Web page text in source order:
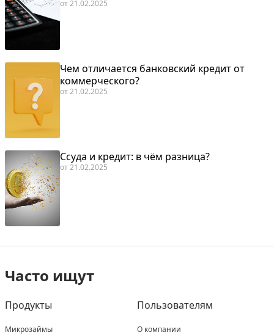
от21.02.2025
Чем отличается банковский кредит от
коммерческого?
от21.02.2025
Ссуда и кредит: в чём разница?
от21.02.2025
Часто ищут
Продукты
Микрозаймы
Пользователям
О компании